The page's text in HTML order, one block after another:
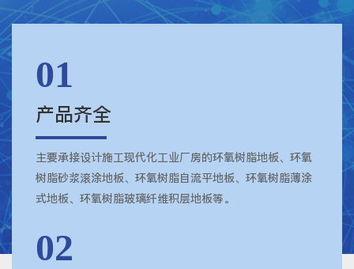
01
产品齐全
主要承接设计施工现代化工业厂房的环氧树脂地板、环氧
树脂砂浆滚涂地板、环氧树脂自流平地板、环氧树脂薄涂
式地板、环氧树脂玻璃纤维积层地板等。
02